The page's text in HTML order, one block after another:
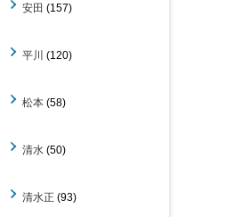
安田 (157)
平川 (120)
松本 (58)
清水 (50)
清水正 (93)